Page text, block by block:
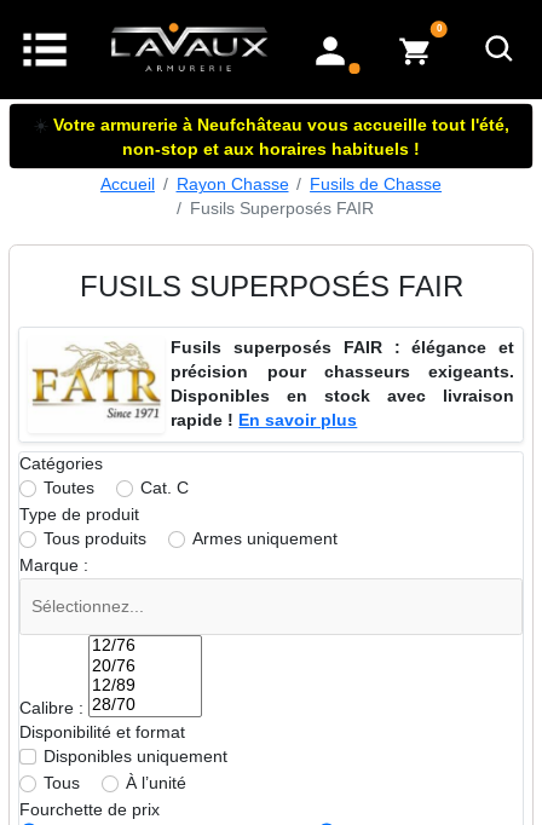
mon compte
0articles dans le panier
☀️ Votre armurerie à Neufchâteau vous accueille tout l'été,
non-stop et aux horaires habituels !
Accueil
Rayon Chasse
Fusils de Chasse
Fusils Superposés FAIR
FUSILS SUPERPOSÉS FAIR
Fusils superposés FAIR : élégance et
précision pour chasseurs exigeants.
Disponibles en stock avec livraison
rapide ! En savoir plus
Catégories
Toutes
Cat. C
Type de produit
Tous produits
Armes uniquement
Marque :
Calibre :
Disponibilité et format
Disponibles uniquement
Tous
À l’unité
Fourchette de prix